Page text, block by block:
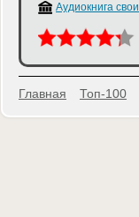
Главная Топ-100